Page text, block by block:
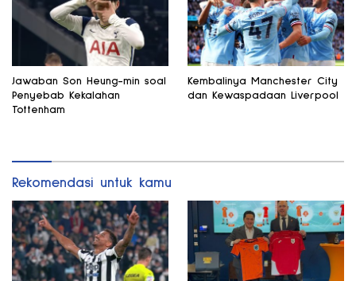
Jawaban Son Heung-min soal
Penyebab Kekalahan
Tottenham
Kembalinya Manchester City
dan Kewaspadaan Liverpool
Rekomendasi untuk kamu